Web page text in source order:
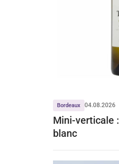
Bordeaux 04.08.2026
Mini-verticale
blanc